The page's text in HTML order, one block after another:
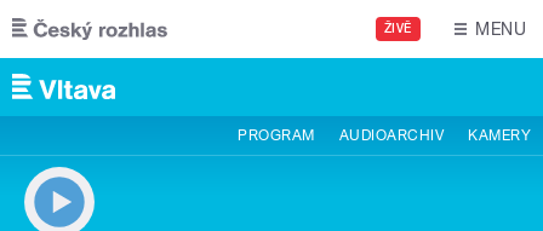
Přejít k hlavnímu obsahu
ŽIVĚ MENU
PROGRAM AUDIOARCHIV KAMERY